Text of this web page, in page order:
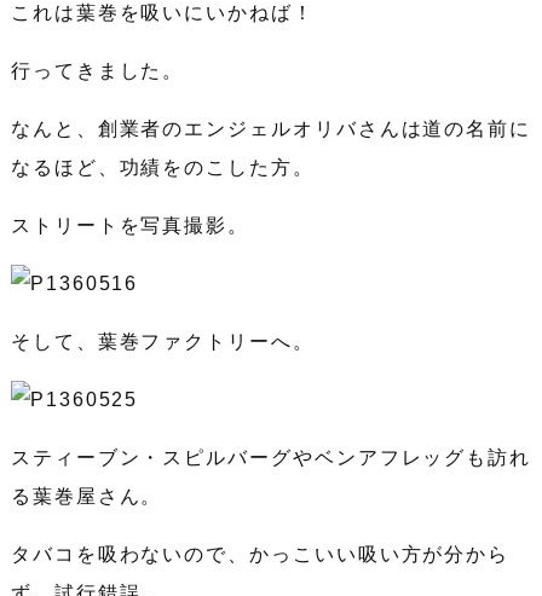
これは葉巻を吸いにいかねば！
行ってきました。
なんと、創業者のエンジェルオリバさんは道の名前に
なるほど、功績をのこした方。
ストリートを写真撮影。
そして、葉巻ファクトリーへ。
スティーブン・スピルバーグやベンアフレッグも訪れ
る葉巻屋さん。
タバコを吸わないので、かっこいい吸い方が分から